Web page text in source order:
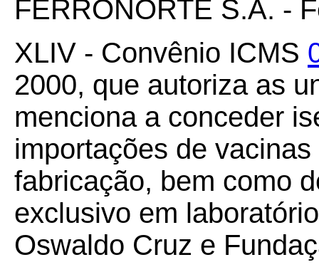
FERRONORTE S.A. -
XLIV - Convênio ICMS
2000, que autoriza as
menciona a conceder
importações de
fabricação, bem como
exclusivo em
Oswaldo Cruz e